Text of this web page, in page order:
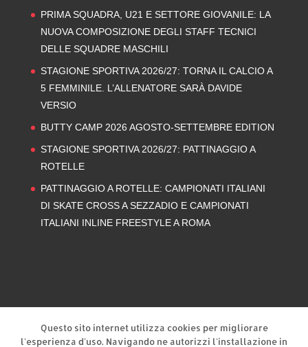
PRIMA SQUADRA, U21 E SETTORE GIOVANILE: LA
NUOVA COMPOSIZIONE DEGLI STAFF TECNICI
DELLE SQUADRE MASCHILI
STAGIONE SPORTIVA 2026/27: TORNA IL CALCIO A
5 FEMMINILE. L’ALLENATORE SARÀ DAVIDE
VERSIO
BUTTY CAMP 2026 AGOSTO-SETTEMBRE EDITION
STAGIONE SPORTIVA 2026/27: PATTINAGGIO A
ROTELLE
PATTINAGGIO A ROTELLE: CAMPIONATI ITALIANI
DI SKATE CROSS A SEZZADIO E CAMPIONATI
ITALIANI INLINE FREESTYLE A ROMA
Questo sito internet utilizza cookies per migliorare
l'esperienza d'uso. Navigando ne autorizzi l'installazione in